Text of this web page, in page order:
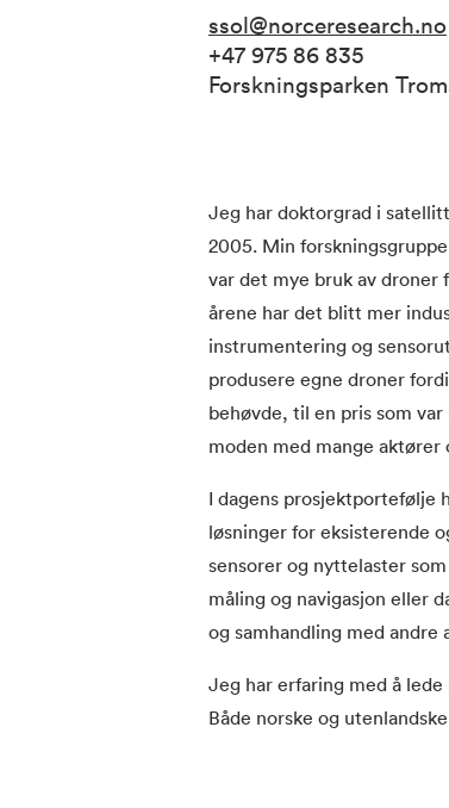
ssol@norceresearch.no
+47 975 86 835
Forskningsparken
Jeg har doktorgrad i
2005. Min
var det mye bruk av droner
årene har det blitt mer
instrumentering og
produsere egne droner
behøvde, til en pris som
moden med mange aktører
I dagens prosjektportefølje
løsninger for eksisterende
sensorer og nyttelaster
måling og navigasjon eller
og samhandling med andre
Jeg har erfaring med å
Både norske og